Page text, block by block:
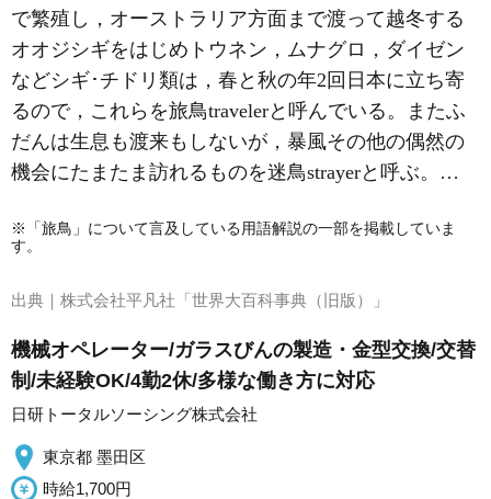
で繁殖し，オーストラリア方面まで渡って越冬する
オオジシギをはじめトウネン，ムナグロ，ダイゼン
などシギ･チドリ類は，春と秋の年2回日本に立ち寄
るので，これらを旅鳥travelerと呼んでいる。またふ
だんは生息も渡来もしないが，暴風その他の偶然の
機会にたまたま訪れるものを迷鳥strayerと呼ぶ。…
※「旅鳥」について言及している用語解説の一部を掲載していま
す。
出典｜ 株式会社平凡社「世界大百科事典（旧版）」
機械オペレーター/ガラスびんの製造・金型交換/交替
制/未経験OK/4勤2休/多様な働き方に対応
日研トータルソーシング株式会社
東京都 墨田区
時給1,700円